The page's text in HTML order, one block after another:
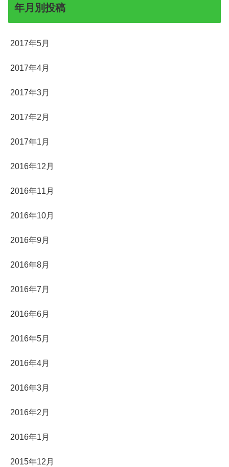
年月別投稿
2017年5月
2017年4月
2017年3月
2017年2月
2017年1月
2016年12月
2016年11月
2016年10月
2016年9月
2016年8月
2016年7月
2016年6月
2016年5月
2016年4月
2016年3月
2016年2月
2016年1月
2015年12月